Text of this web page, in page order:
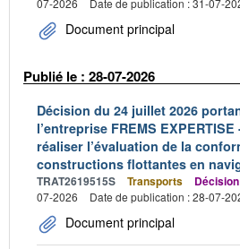
Document principal
Publié le : 28-07-2026
Décision du 24 juillet 2026
l’entreprise FREMS
réaliser l’évaluation de la
constructions flottantes en
TRAT2619515S Transports Décision
07-2026
Date de publication : 28-07-
Document principal